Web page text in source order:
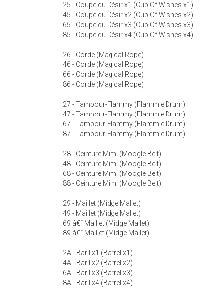
25 - Coupe du Désir x1 (Cup Of Wishes x1)
45 - Coupe du Désir x2 (Cup Of Wishes x2)
65 - Coupe du Désir x3 (Cup Of Wishes x3)
85 - Coupe du Désir x4 (Cup Of Wishes x4)
26 - Corde (Magical Rope)
46 - Corde (Magical Rope)
66 - Corde (Magical Rope)
86 - Corde (Magical Rope)
27 - Tambour-Flammy (Flammie Drum)
47 - Tambour-Flammy (Flammie Drum)
67 - Tambour-Flammy (Flammie Drum)
87 - Tambour-Flammy (Flammie Drum)
28 - Ceinture Mimi (Moogle Belt)
48 - Ceinture Mimi (Moogle Belt)
68 - Ceinture Mimi (Moogle Belt)
88 - Ceinture Mimi (Moogle Belt)
29 - Maillet (Midge Mallet)
49 - Maillet (Midge Mallet)
69 â€“ Maillet (Midge Mallet)
89 â€“ Maillet (Midge Mallet)
2A - Baril x1 (Barrel x1)
4A - Baril x2 (Barrel x2)
6A - Baril x3 (Barrel x3)
8A - Baril x4 (Barrel x4)